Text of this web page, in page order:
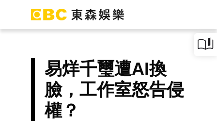
易烊千璽遭AI換
臉，工作室怒告侵
權？